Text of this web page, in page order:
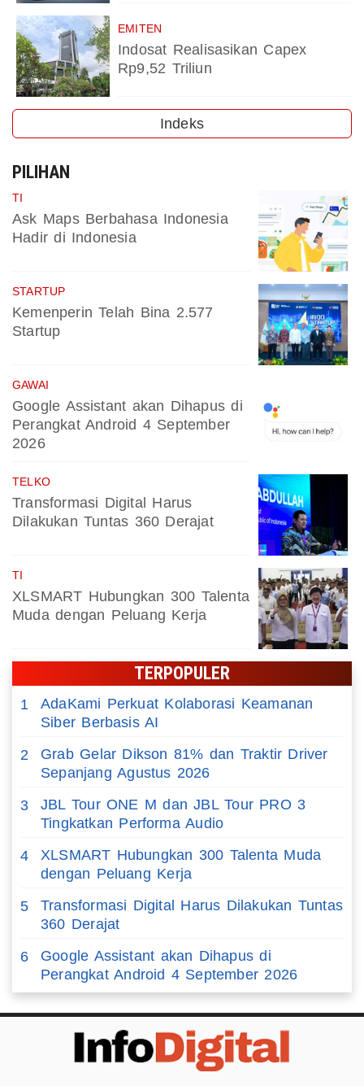
EMITEN
Indosat Realisasikan Capex
Rp9,52 Triliun
Indeks
PILIHAN
TI
Ask Maps Berbahasa Indonesia
Hadir di Indonesia
STARTUP
Kemenperin Telah Bina 2.577
Startup
GAWAI
Google Assistant akan Dihapus di
Perangkat Android 4 September
2026
TELKO
Transformasi Digital Harus
Dilakukan Tuntas 360 Derajat
TI
XLSMART Hubungkan 300 Talenta
Muda dengan Peluang Kerja
TERPOPULER
1
AdaKami Perkuat Kolaborasi Keamanan
Siber Berbasis AI
2
Grab Gelar Dikson 81% dan Traktir Driver
Sepanjang Agustus 2026
3
JBL Tour ONE M dan JBL Tour PRO 3
Tingkatkan Performa Audio
4
XLSMART Hubungkan 300 Talenta Muda
dengan Peluang Kerja
5
Transformasi Digital Harus Dilakukan Tuntas
360 Derajat
6
Google Assistant akan Dihapus di
Perangkat Android 4 September 2026